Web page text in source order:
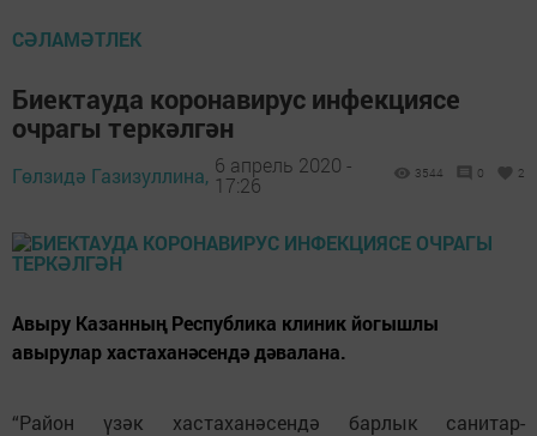
СӘЛАМӘТЛЕК
Биектауда коронавирус инфекциясе
очрагы теркәлгән
Гөлзидә Газизуллина, 6 апрель 2020 -
17:26
3544 0 2
Авыру Казанның Республика клиник йогышлы
авырулар хастаханәсендә дәвалана.
“Район үзәк хастаханәсендә барлык санитар-